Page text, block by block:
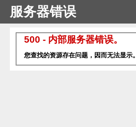
服务器错误
500 - 内部服务器错误。
您查找的资源存在问题，因而无法显示。